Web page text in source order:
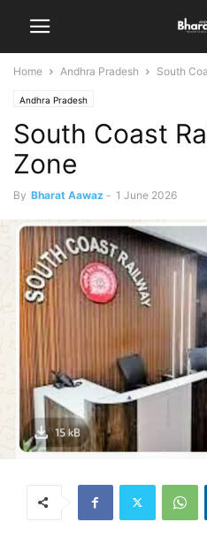
Home Andhra Pradesh South
Andhra Pradesh
South Coast
Zone
By Bharat Aawaz - 1 June 2026